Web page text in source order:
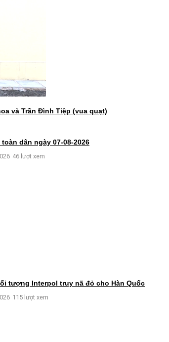
và Trần Đình Tiệp (vua quạt)
dân ngày 07-08-2026
46 lượt xem
tượng Interpol truy nã đỏ cho Hàn Quốc
115 lượt xem